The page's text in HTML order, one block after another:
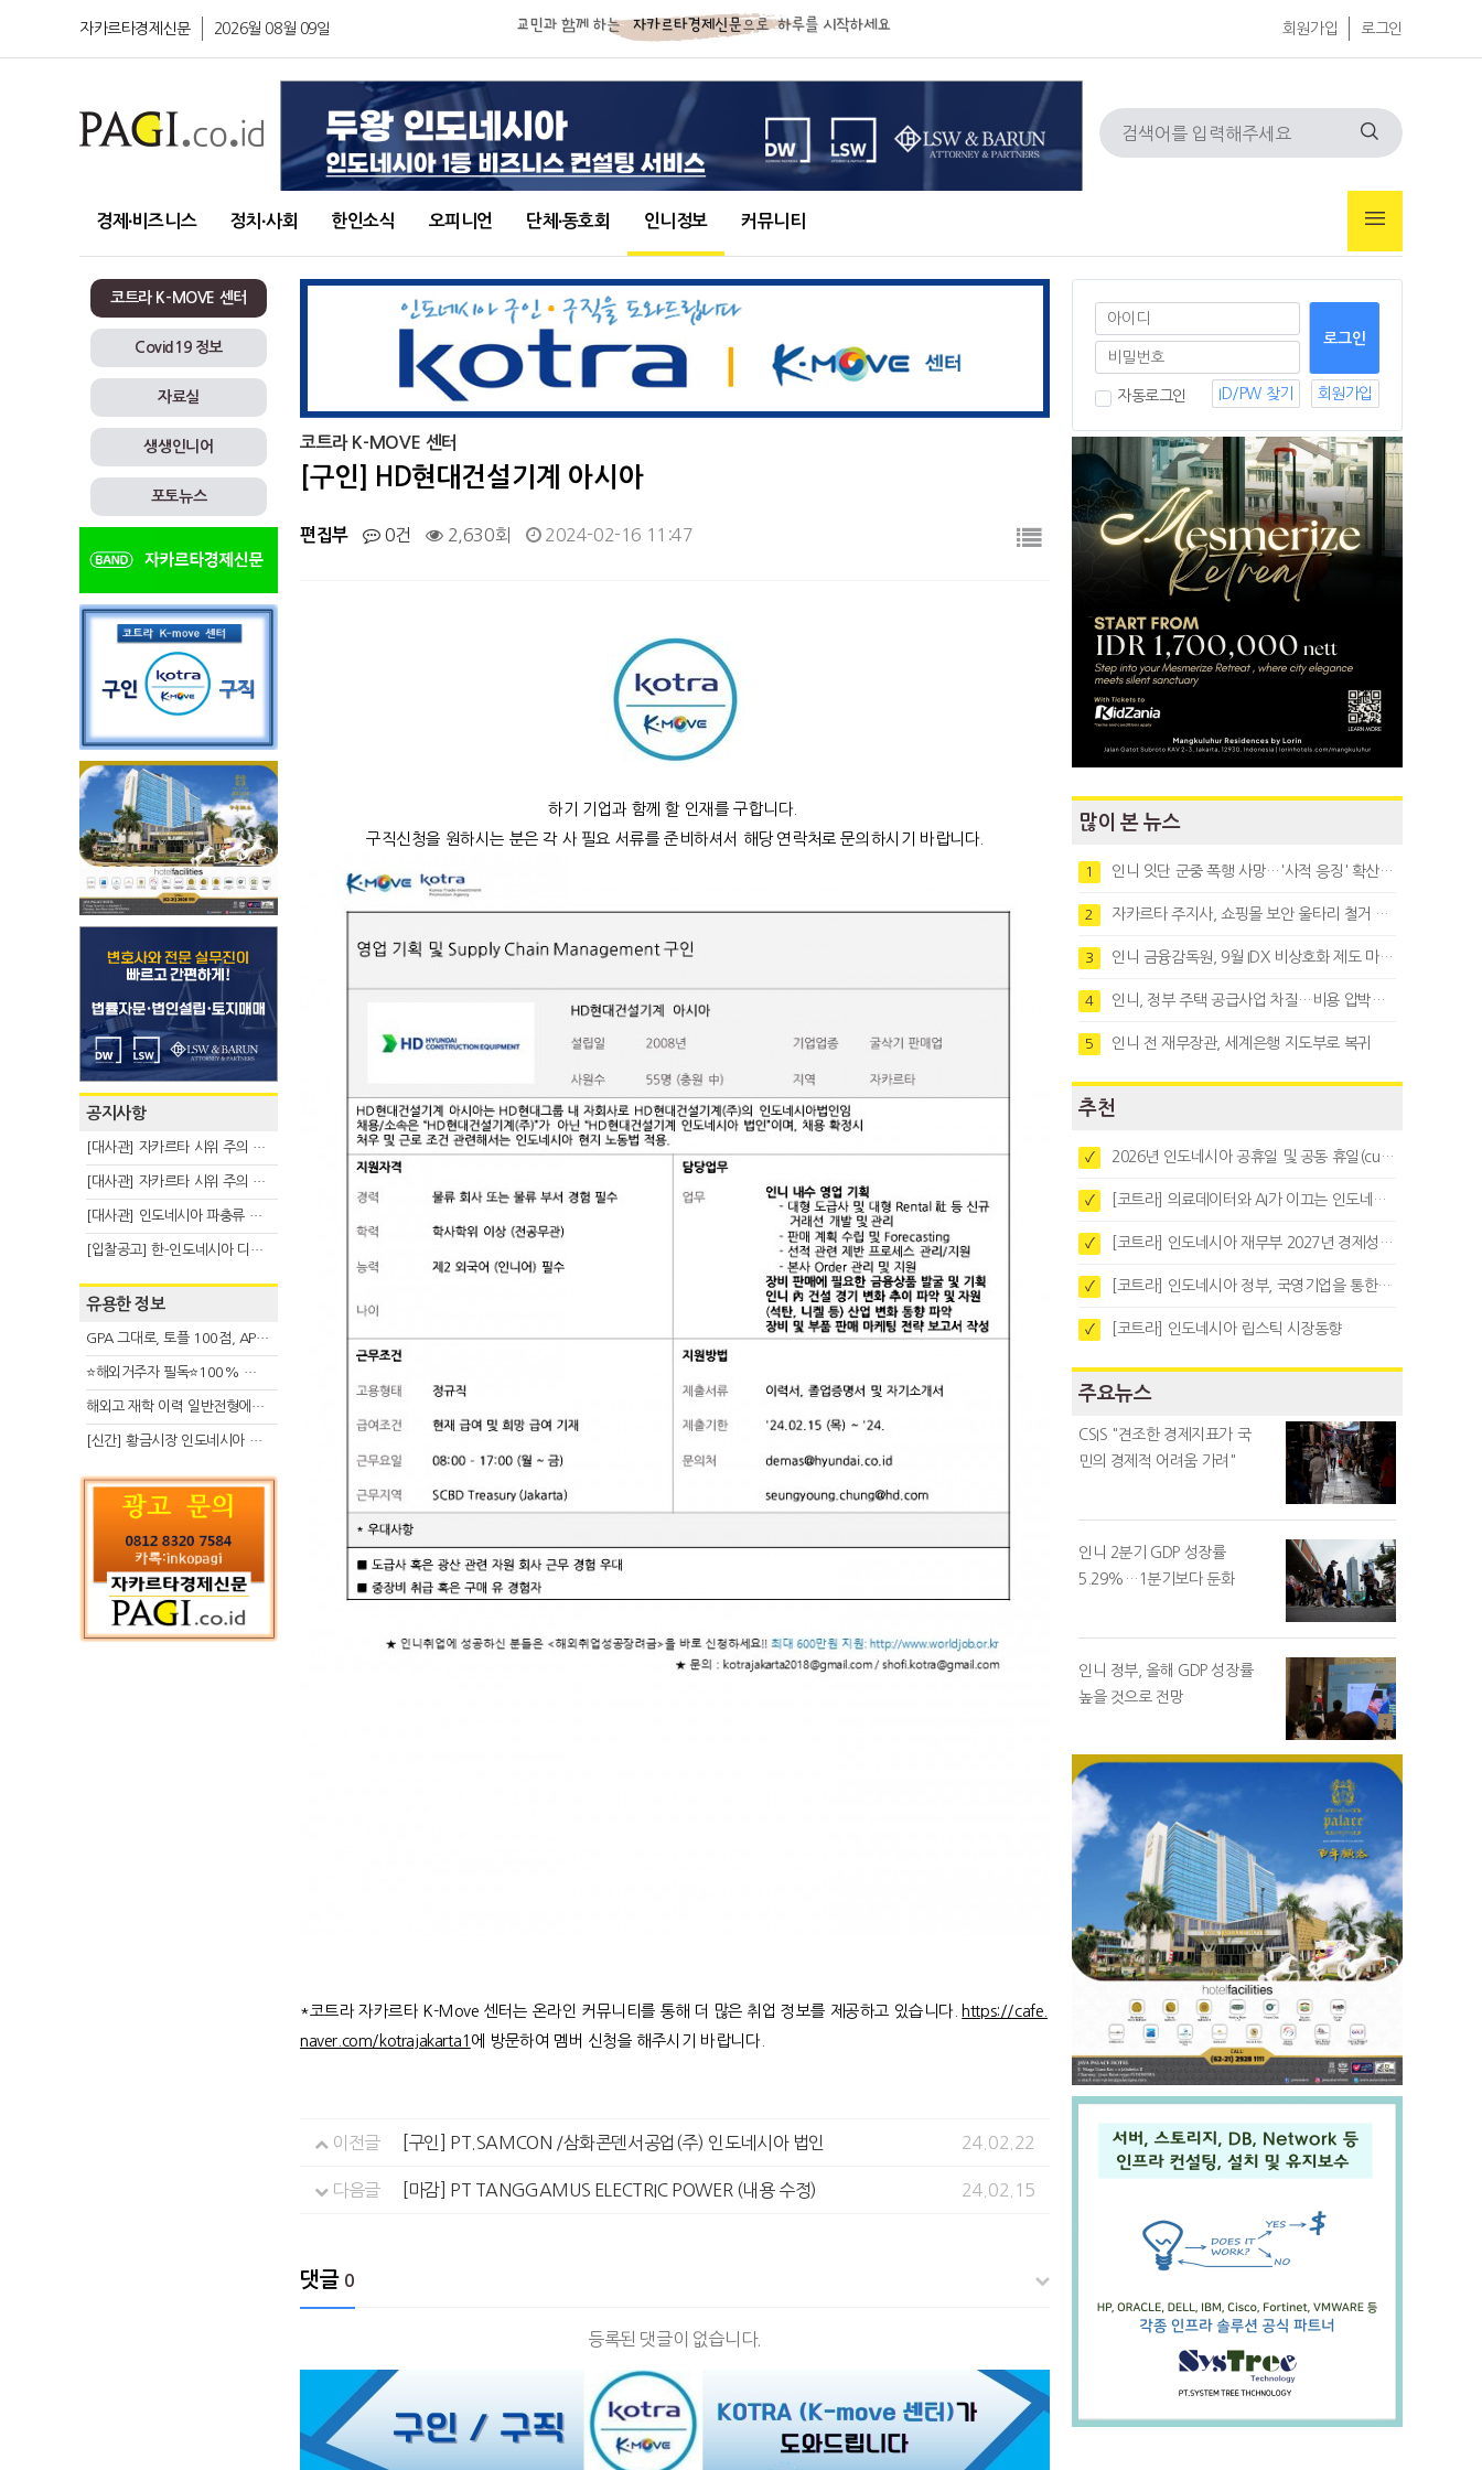
자카르타경제신문 2026월 08월 09일 회원가입 로그인
경제∙비즈니스 정치∙사회 한인소식 오피니언 단체∙동호회 인니정보 커뮤니티
코트라 K-MOVE 센터
Covid19 정보
자료실
생생인니어
포토뉴스
공지사항
[대사관] 자카르타 시위 주의 안내(8.6)
[대사관] 자카르타 시위 주의 안내(8.3)
[대사관] 인도네시아 파충류 불법 반출 주의 (7.29)
[입찰공고] 한-인도네시아 디지털융복합 탈 전시회
유용한 정보
GPA 그대로, 토플 100점, AP 막막 — 원인은 하나입니다
⭐해외거주자 필독⭐100% 온라인 마지막 한국어교원 2급 추가모집 (~8/2)
해외고 재학 이력 일반전형에서 분명한 입시 강점 살리는 전략
[신간] 황금시장 인도네시아 슈퍼리치의 성공 수업
코트라 K-MOVE 센터
[구인] HD현대건설기계 아시아
편집부 0건 2,630회 2024-02-16 11:47
하기 기업과 함께 할 인재를 구합니다.
구직신청을 원하시는 분은 각 사 필요 서류를 준비하셔서 해당 연락처로 문의하시기 바랍니다.
*코트라 자카르타 K-Move 센터는 온라인 커뮤니티를 통해 더 많은 취업 정보를 제공하고 있습니다. https://cafe.
naver.com/kotrajakarta1 에 방문하여 멤버 신청을 해주시기 바랍니다.
이전글 [구인] PT.SAMCON /삼화콘덴서공업(주) 인도네시아 법인 24.02.22
다음글 [마감] PT TANGGAMUS ELECTRIC POWER (내용 수정) 24.02.15
댓글 0
등록된 댓글이 없습니다.
자동로그인 ID/PW 찾기 회원가입
많이 본 뉴스
1 인니 잇단 군중 폭행 사망…'사적 응징' 확산에 법치 우려
2 자카르타 주지사, 쇼핑몰 보안 울타리 철거 요청…"치안 문제없다"
3 인니 금융감독원, 9월 IDX 비상호화 제도 마련…주식회사 전환 본격화
4 인니, 정부 주택 공급사업 차질…비용 압박과 수요부진 탓
5 인니 전 재무장관, 세계은행 지도부로 복귀
추천
✓ 2026년 인도네시아 공휴일 및 공동 휴일(cuti bersama)
✓ [코트라] 의료데이터와 AI가 이끄는 인도네시아 디지털 헬스케어 시장 트렌드
✓ [코트라] 인도네시아 재무부 2027년 경제성장 전망 및 목표 발표
✓ [코트라] 인도네시아 정부, 국영기업을 통한 석탄·팜유·합금철 수출 중앙집중화 추진
✓ [코트라] 인도네시아 립스틱 시장동향
주요뉴스
CSIS "견조한 경제지표가 국
민의 경제적 어려움 가려"
인니 2분기 GDP 성장률
5.29%…1분기보다 둔화
인니 정부, 올해 GDP 성장률
높을 것으로 전망